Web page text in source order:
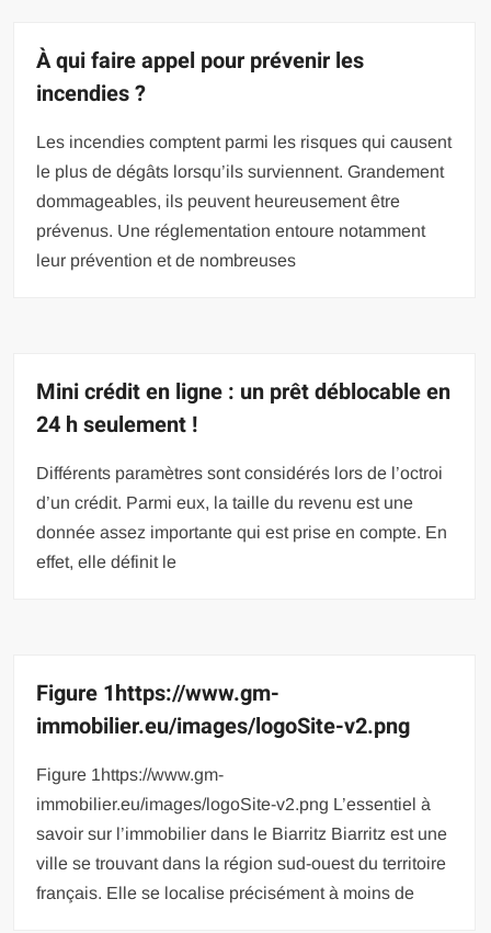
À qui faire appel pour prévenir les
incendies ?
Les incendies comptent parmi les risques qui causent
le plus de dégâts lorsqu’ils surviennent. Grandement
dommageables, ils peuvent heureusement être
prévenus. Une réglementation entoure notamment
leur prévention et de nombreuses
Mini crédit en ligne : un prêt déblocable en
24 h seulement !
Différents paramètres sont considérés lors de l’octroi
d’un crédit. Parmi eux, la taille du revenu est une
donnée assez importante qui est prise en compte. En
effet, elle définit le
Figure 1https://www.gm-
immobilier.eu/images/logoSite-v2.png
Figure 1https://www.gm-
immobilier.eu/images/logoSite-v2.png L’essentiel à
savoir sur l’immobilier dans le Biarritz Biarritz est une
ville se trouvant dans la région sud-ouest du territoire
français. Elle se localise précisément à moins de